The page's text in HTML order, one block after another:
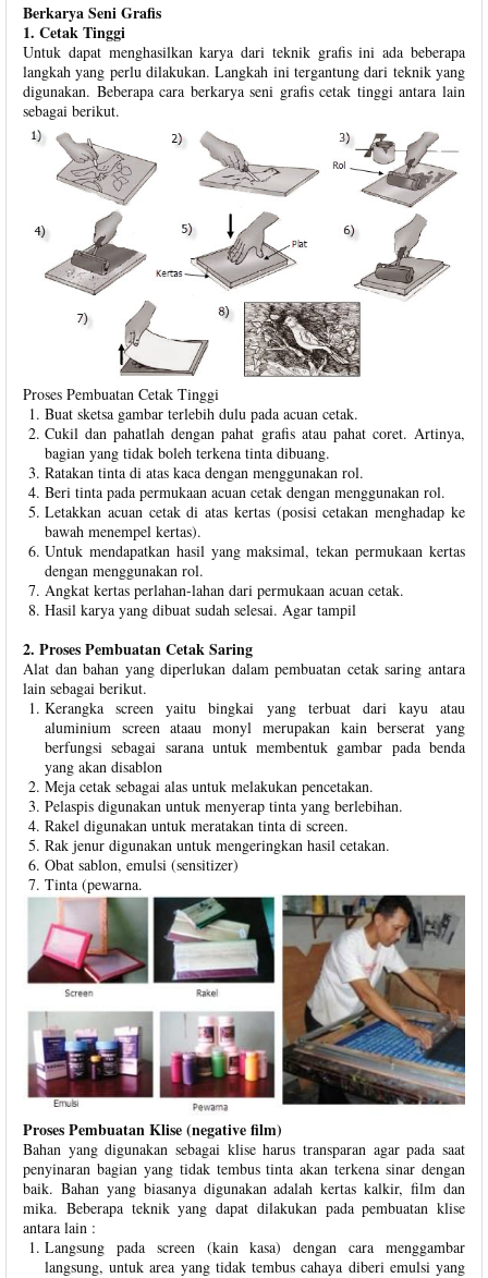
Berkarya Seni Grafis
1. Cetak Tinggi
Untuk dapat menghasilkan karya dari teknik grafis ini ada beberapa
langkah yang perlu dilakukan. Langkah ini tergantung dari teknik yang
digunakan. Beberapa cara berkarya seni grafis cetak tinggi antara lain
sebagai berikut.
Proses Pembuatan Cetak Tinggi
Buat sketsa gambar terlebih dulu pada acuan cetak.
Cukil dan pahatlah dengan pahat grafis atau pahat coret. Artinya,
bagian yang tidak boleh terkena tinta dibuang.
Ratakan tinta di atas kaca dengan menggunakan rol.
Beri tinta pada permukaan acuan cetak dengan menggunakan rol.
Letakkan acuan cetak di atas kertas (posisi cetakan menghadap ke
bawah menempel kertas).
Untuk mendapatkan hasil yang maksimal, tekan permukaan kertas
dengan menggunakan rol.
Angkat kertas perlahan-lahan dari permukaan acuan cetak.
Hasil karya yang dibuat sudah selesai. Agar tampil
2. Proses Pembuatan Cetak Saring
Alat dan bahan yang diperlukan dalam pembuatan cetak saring antara
lain sebagai berikut.
Kerangka screen yaitu bingkai yang terbuat dari kayu atau
aluminium screen ataau monyl merupakan kain berserat yang
berfungsi sebagai sarana untuk membentuk gambar pada benda
yang akan disablon
Meja cetak sebagai alas untuk melakukan pencetakan.
Pelaspis digunakan untuk menyerap tinta yang berlebihan.
Rakel digunakan untuk meratakan tinta di screen.
Rak jenur digunakan untuk mengeringkan hasil cetakan.
Obat sablon, emulsi (sensitizer)
Tinta (pewarna.
Proses Pembuatan Klise (negative film)
Bahan yang digunakan sebagai klise harus transparan agar pada saat
penyinaran bagian yang tidak tembus tinta akan terkena sinar dengan
baik. Bahan yang biasanya digunakan adalah kertas kalkir, film dan
mika. Beberapa teknik yang dapat dilakukan pada pembuatan klise
antara lain :
Langsung pada screen (kain kasa) dengan cara menggambar
langsung, untuk area yang tidak tembus cahaya diberi emulsi yang